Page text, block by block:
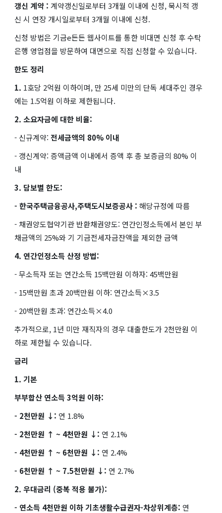
갱신 계약 : 계약갱신일로부터 3개월 이내에 신청, 묵시적 갱
신 시 연장 개시일로부터 3개월 이내에 신청.
신청 방법은 기금e든든 웹사이트를 통한 비대면 신청 후 수탁
은행 영업점을 방문하여 대면으로 직접 신청할 수 있습니다.
한도 정리
1. 1호당 2억원 이하이며, 만 25세 미만의 단독 세대주인 경우
에는 1.5억원 이하로 제한됩니다.
2. 소요자금에 대한 비율:
- 신규계약: 전세금액의 80% 이내
- 갱신계약: 증액금액 이내에서 증액 후 총 보증금의 80% 이
내
3. 담보별 한도:
- 한국주택금융공사,주택도시보증공사 : 해당규정에 따름
- 채권양도협약기관 반환채권양도: 연간인정소득에서 본인 부
채금액의 25%와 기 기금전세자금잔액을 제외한 금액
4. 연간인정소득 산정 방법:
- 무소득자 또는 연간소득 15백만원 이하자: 45백만원
- 15백만원 초과 20백만원 이하: 연간소득×3.5
- 20백만원 초과: 연간소득×4.0
추가적으로, 1년 미만 재직자의 경우 대출한도가 2천만원 이
하로 제한될 수 있습니다.
금리
1. 기본
부부합산 연소득 3억원 이하:
- 2천만원 ↓: 연 1.8%
- 2천만원 ↑ ~ 4천만원 ↓: 연 2.1%
- 4천만원 ↑ ~ 6천만원 ↓: 연 2.4%
- 6천만원 ↑ ~ 7.5천만원 ↓: 연 2.7%
2. 우대금리 (중복 적용 불가):
- 연소득 4천만원 이하 기초생활수급권자·차상위계층: 연